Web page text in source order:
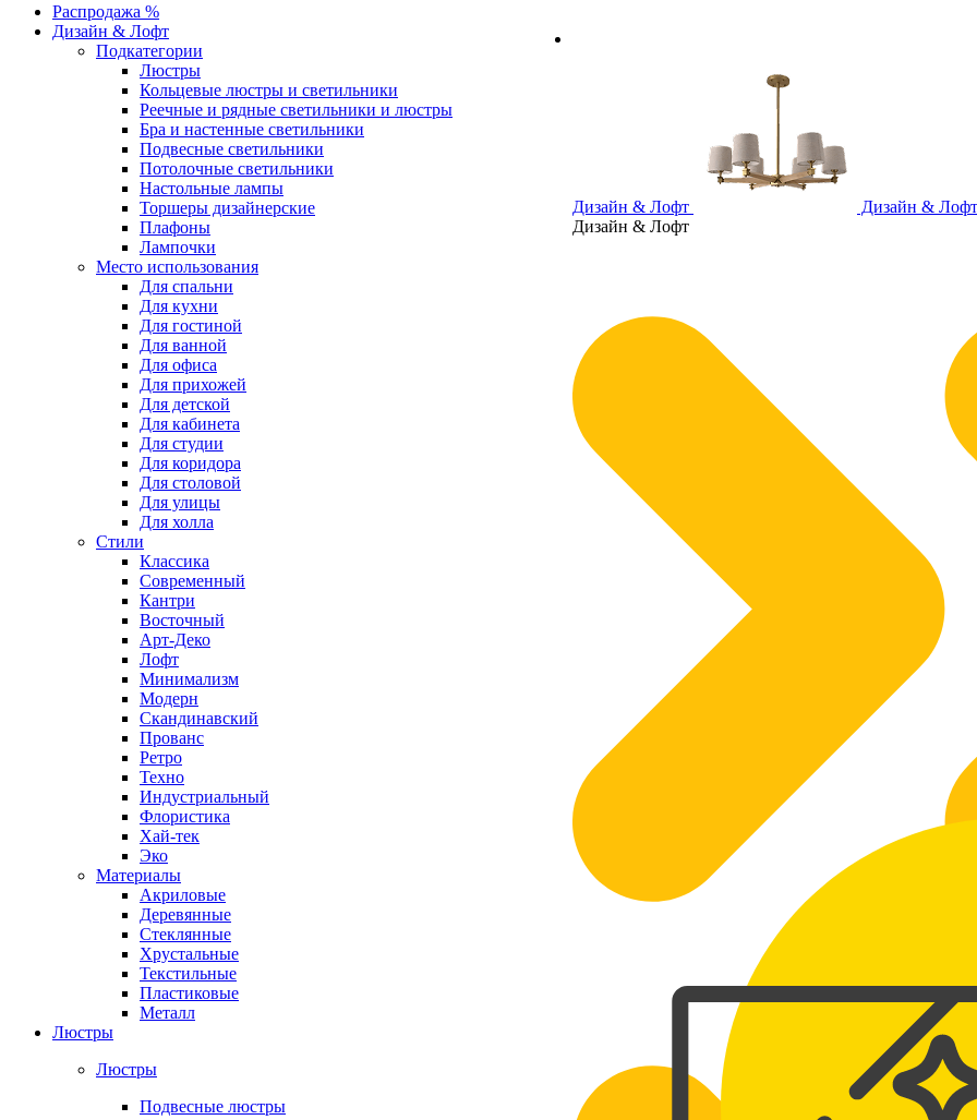
Дизайн & Лофт
Дизайн & Лофт
Дизайн & Лофт
Распродажа %
Дизайн & Лофт
Подкатегории
Люстры
Кольцевые люстры и светильники
Реечные и рядные светильники и люстры
Бра и настенные светильники
Подвесные светильники
Потолочные светильники
Настольные лампы
Торшеры дизайнерские
Плафоны
Лампочки
Место использования
Для спальни
Для кухни
Для гостиной
Для ванной
Для офиса
Для прихожей
Для детской
Для кабинета
Для студии
Для коридора
Для столовой
Для улицы
Для холла
Стили
Классика
Современный
Кантри
Восточный
Арт-Деко
Лофт
Минимализм
Модерн
Скандинавский
Прованс
Ретро
Техно
Индустриальный
Флористика
Хай-тек
Эко
Материалы
Акриловые
Деревянные
Стеклянные
Хрустальные
Текстильные
Пластиковые
Металл
Люстры
Люстры
Подвесные люстры